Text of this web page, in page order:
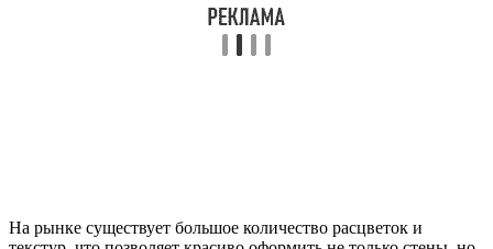
На рынке существует большое количество расцветок и